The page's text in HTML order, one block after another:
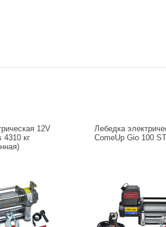
12V
4310 кг
Лебедка
ComeUp Gio 100